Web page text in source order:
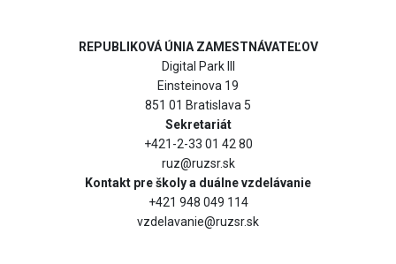
REPUBLIKOVÁ ÚNIA ZAMESTNÁVATEĽOV
Digital Park III
Einsteinova 19
851 01 Bratislava 5
Sekretariát
+421-2-33 01 42 80
ruz@ruzsr.sk
Kontakt pre školy a duálne vzdelávanie
+421 948 049 114
vzdelavanie@ruzsr.sk